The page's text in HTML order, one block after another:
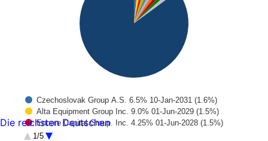
Czechoslovak Group A.S. 6.5% 10-Jan‑2031 (1.6%)
Alta Equipment Group Inc. 9.0% 01-Jun‑2029 (1.5%)
Encore Capital Group. Inc. 4.25% 01-Jun‑2028 (1.5%)
Im Group Sas 8.0% 01-Mar‑2028 (1.5%)
1/5
Die reichsten Deutschen